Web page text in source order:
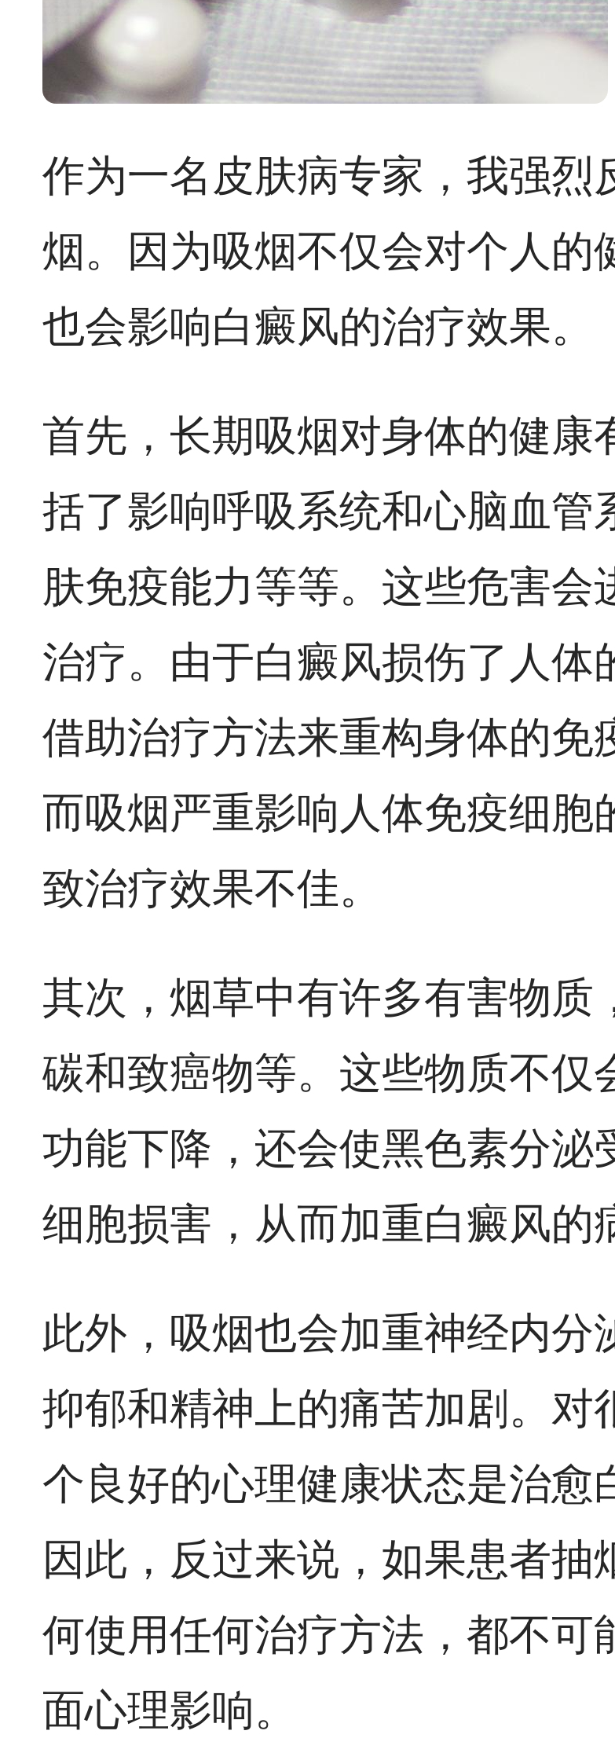
作为一名皮肤病专家，我强烈
烟。因为吸烟不仅会对个人的
也会影响白癜风的治疗效果。
首先，长期吸烟对身体的健康
括了影响呼吸系统和心脑血管
肤免疫能力等等。这些危害会
治疗。由于白癜风损伤了人体
借助治疗方法来重构身体的免
而吸烟严重影响人体免疫细胞
致治疗效果不佳。
其次，烟草中有许多有害物质
碳和致癌物等。这些物质不仅
功能下降，还会使黑色素分泌
细胞损害，从而加重白癜风的
此外，吸烟也会加重神经内分
抑郁和精神上的痛苦加剧。对
个良好的心理健康状态是治愈
因此，反过来说，如果患者抽
何使用任何治疗方法，都不可
面心理影响。